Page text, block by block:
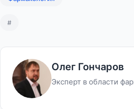
#
Олег Гончаров
Эксперт в области